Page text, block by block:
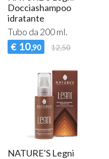
Docciashampoo
idratante
Tubo da 200 ml.
€ 10,90 12,50
NATURE'S Legni